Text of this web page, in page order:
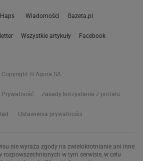
Haps Wiadomości Gazeta.pl
Wszystkie artykuły Facebook
Copyright © Agora SA
Prywatność Zasady korzystania z portalu
Ustawienia prywatności
nie wyraża zgody na zwielokrotnianie ani inne
rozpowszechnionych w tym serwisie, w celu